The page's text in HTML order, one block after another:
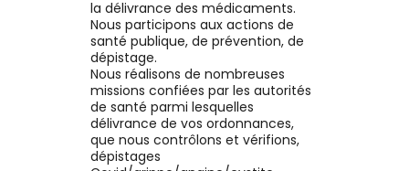
la délivrance des médicaments.
Nous participons aux actions de
santé publique, de prévention, de
dépistage.
Nous réalisons de nombreuses
missions confiées par les autorités
de santé parmi lesquelles
délivrance de vos ordonnances,
que nous contrôlons et vérifions,
dépistages